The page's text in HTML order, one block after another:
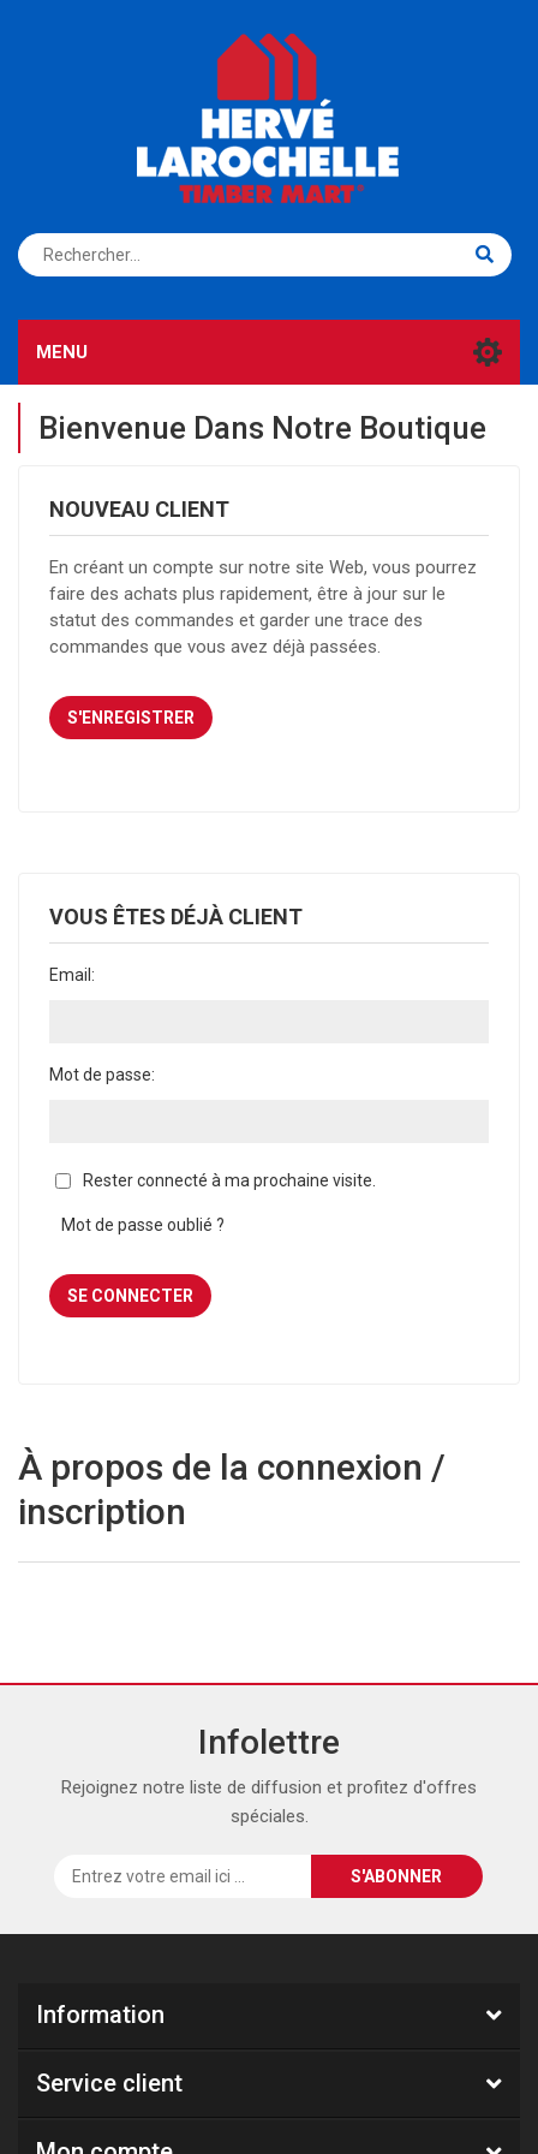
S'ENREGISTRER CONNEXION
MENU
Bienvenue Dans Notre Boutique
NOUVEAU CLIENT
En créant un compte sur notre site Web, vous pourrez
faire des achats plus rapidement, être à jour sur le
statut des commandes et garder une trace des
commandes que vous avez déjà passées.
VOUS ÊTES DÉJÀ CLIENT
Email:
Mot de passe:
Rester connecté à ma prochaine visite.
Mot de passe oublié ?
À propos de la connexion /
inscription
Infolettre
Rejoignez notre liste de diffusion et profitez d'offres
spéciales.
Information
Service client